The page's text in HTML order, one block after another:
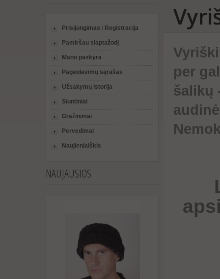
Prisijungimas / Registracija
Pamiršau slaptažodį
Mano paskyra
Pageidavimų sąrašas
Užsakymų istorija
Siuntiniai
Gražinimai
Pervedimai
Naujienlaiškis
NAUJAUSIOS
per
šalikų